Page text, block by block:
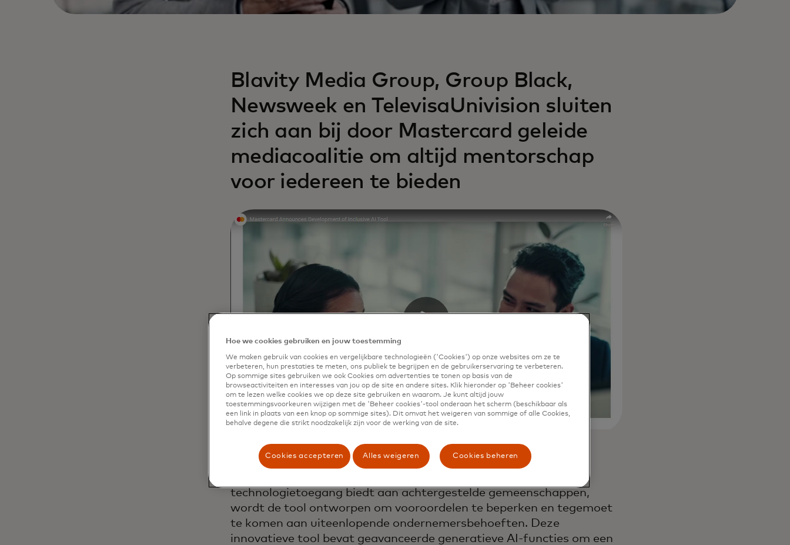
Blavity Media Group, Group Black,
Newsweek en TelevisaUnivision sluiten
zich aan bij door Mastercard geleide
mediacoalitie om altijd mentorschap
voor iedereen te bieden
technologietoegang biedt aan achtergestelde gemeenschappen,
wordt de tool ontworpen om vooroordelen te beperken en tegemoet
te komen aan uiteenlopende ondernemersbehoeften. Deze
innovatieve tool bevat geavanceerde generatieve AI-functies om een
Hoe we cookies gebruiken en jouw toestemming
We maken gebruik van cookies en vergelijkbare technologieën ('Cookies') op onze websites om ze te
verbeteren, hun prestaties te meten, ons publiek te begrijpen en de gebruikerservaring te verbeteren.
Op sommige sites gebruiken we ook Cookies om advertenties te tonen op basis van de
browseactiviteiten en interesses van jou op de site en andere sites. Klik hieronder op 'Beheer cookies'
om te lezen welke cookies we op deze site gebruiken en waarom. Je kunt altijd jouw
toestemmingsvoorkeuren wijzigen met de 'Beheer cookies'-tool onderaan het scherm (beschikbaar als
een link in plaats van een knop op sommige sites). Dit omvat het weigeren van sommige of alle Cookies,
behalve degene die strikt noodzakelijk zijn voor de werking van de site.
Cookies accepteren Alles weigeren Cookies beheren